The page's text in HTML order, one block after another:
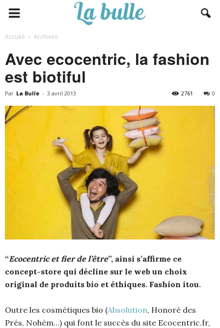
Accueil Archives
Avec ecocentric, la fashion
est biotiful
Par La Bulle - 3 avril 2013 0
2761
“Ecocentric et fier de l’être”, ainsi s’affirme ce
concept-store qui décline sur le web un choix
original de produits bio et éthiques. Fashion itou.
Outre les cosmétiques bio (Absolution, Honoré des
Prés, Nohèm…) qui font le succès du site Ecocentric.fr,